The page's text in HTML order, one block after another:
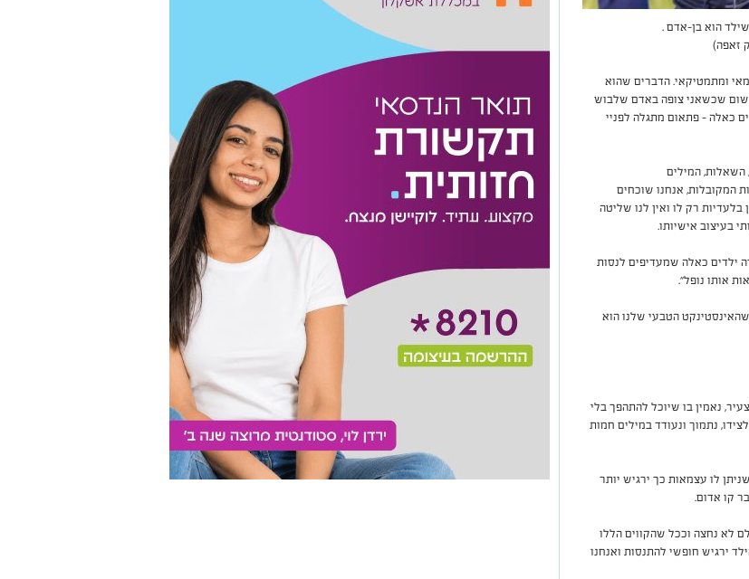
הוא בן-אדם.
זאפה)
ומתמטיקאי. הדברים שהוא
שכשאני צופה באדם שלבוש
כאלה – פתאום מתגלה לפניי
השאלות, המילים
המקובלות, אנחנו שוכחים
רק לו ואין לנו שליטה
בעיצוב אישיותו.
ילדים כאלה שמעדיפים לנסות
אותו נופל".
הטבעי שלנו הוא
נאמין בו שיוכל להתהפך בלי
נתמוך ונעודד במילים חמות
לו עצמאות כך ירגיש יותר
קו אדום.
לא נחצה וככל שהקווים הללו
ירגיש חופשי להתנסות ואנחנו